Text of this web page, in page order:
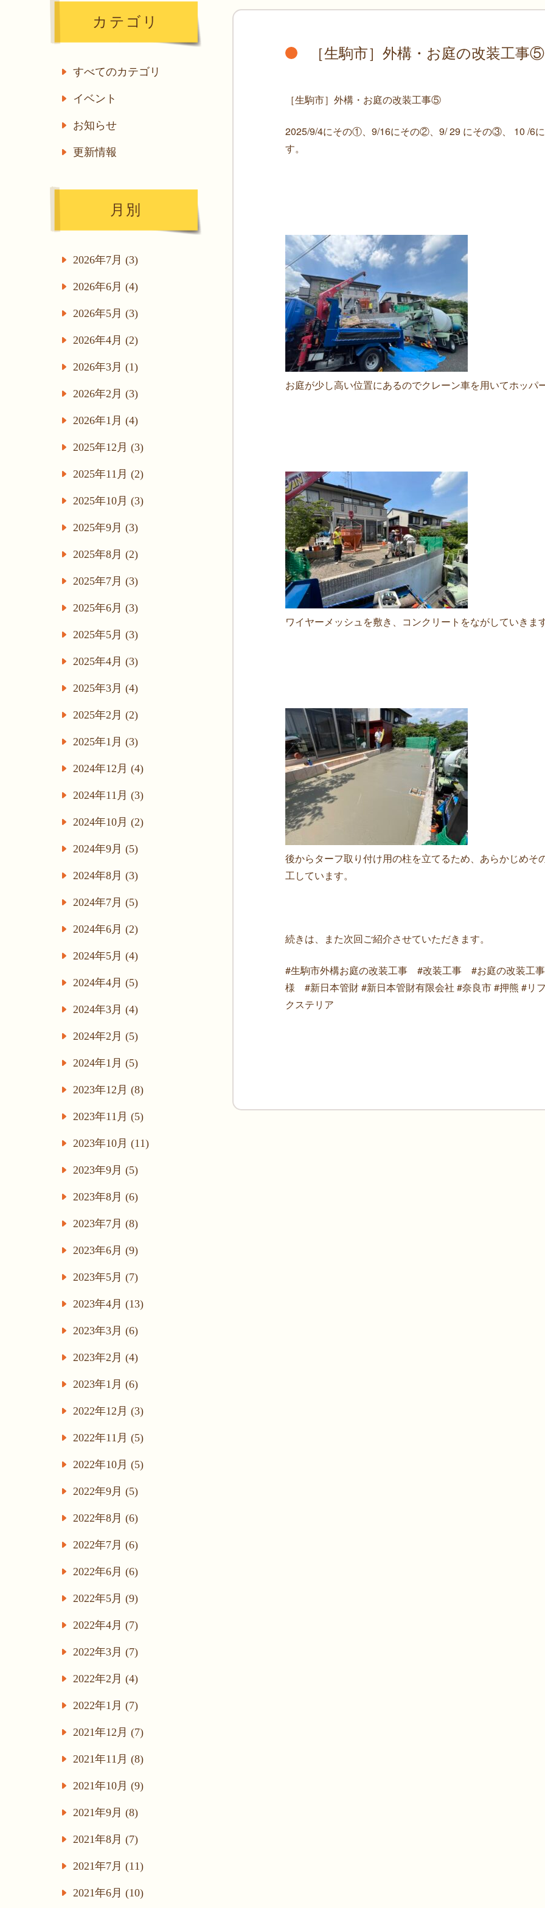
［生駒市］外構・お庭の改装工事⑤
［生駒市］外構・お庭の改装工事⑤
2025/9/4にその①、9/16にその②、9/ 29 にその③、 10 /6
す。
お庭が少し高い位置にあるのでクレーン車を用いてホッパ
ワイヤーメッシュを敷き、コンクリートをながしていきま
後からターフ取り付け用の柱を立てるため、あらかじめ
工しています。
続きは、また次回ご紹介させていただきます。
#生駒市外構お庭の改装工事 #改装工事 #お庭の改装
様 #新日本管財 #新日本管財有限会社 #奈良市 #押熊 #リ
クステリア
カテゴリ
すべてのカテゴリ
イベント
お知らせ
更新情報
月別
2026年7月 (3)
2026年6月 (4)
2026年5月 (3)
2026年4月 (2)
2026年3月 (1)
2026年2月 (3)
2026年1月 (4)
2025年12月 (3)
2025年11月 (2)
2025年10月 (3)
2025年9月 (3)
2025年8月 (2)
2025年7月 (3)
2025年6月 (3)
2025年5月 (3)
2025年4月 (3)
2025年3月 (4)
2025年2月 (2)
2025年1月 (3)
2024年12月 (4)
2024年11月 (3)
2024年10月 (2)
2024年9月 (5)
2024年8月 (3)
2024年7月 (5)
2024年6月 (2)
2024年5月 (4)
2024年4月 (5)
2024年3月 (4)
2024年2月 (5)
2024年1月 (5)
2023年12月 (8)
2023年11月 (5)
2023年10月 (11)
2023年9月 (5)
2023年8月 (6)
2023年7月 (8)
2023年6月 (9)
2023年5月 (7)
2023年4月 (13)
2023年3月 (6)
2023年2月 (4)
2023年1月 (6)
2022年12月 (3)
2022年11月 (5)
2022年10月 (5)
2022年9月 (5)
2022年8月 (6)
2022年7月 (6)
2022年6月 (6)
2022年5月 (9)
2022年4月 (7)
2022年3月 (7)
2022年2月 (4)
2022年1月 (7)
2021年12月 (7)
2021年11月 (8)
2021年10月 (9)
2021年9月 (8)
2021年8月 (7)
2021年7月 (11)
2021年6月 (10)